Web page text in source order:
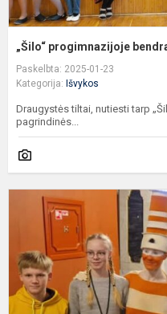
„Šilo“ progimnazijoje
Paskelbta: 2025-01-23
Kategorija: Išvykos
Draugystės tiltai, nutiesti tarp
pagrindinės...